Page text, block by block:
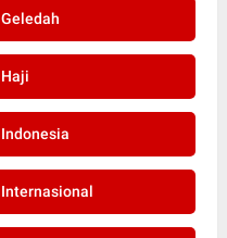
Geledah
Haji
Indonesia
Internasional